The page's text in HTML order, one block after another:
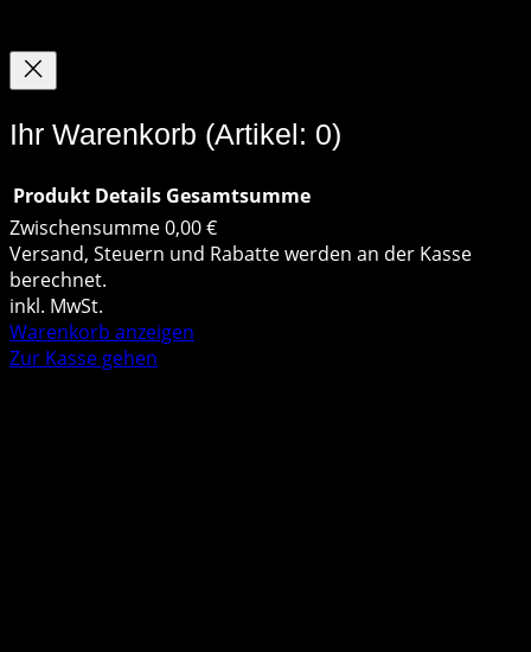
Ihr Warenkorb (Artikel: 0)
Produkte
im
Warenkorb
Produkt Details Gesamtsumme
Zwischensumme0,00 €
Versand, Steuern und Rabatte werden an der Kasse
berechnet.
inkl. MwSt.
Warenkorb anzeigen
Zur Kasse gehen